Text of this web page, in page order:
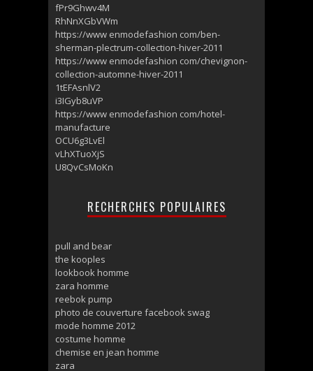
fPr9Ghwv4M
RhNnXGbVWm
https://www enmodefashion com/ben-
sherman-plectrum-collection-hiver-2011
https://www enmodefashion com/chevignon-
collection-automne-hiver-2011
1tEFAsnlV2
i3IGyb8uVP
https://www enmodefashion com/hotel-
manufacture
OCU6g3LvEl
vLhXTuoXjS
U8QvCsMoKn
RECHERCHES POPULAIRES
pull and bear
the kooples
lookbook homme
zara homme
reebok pump
photo de couverture facebook swag
mode homme 2012
costume homme
chemise en jean homme
zara